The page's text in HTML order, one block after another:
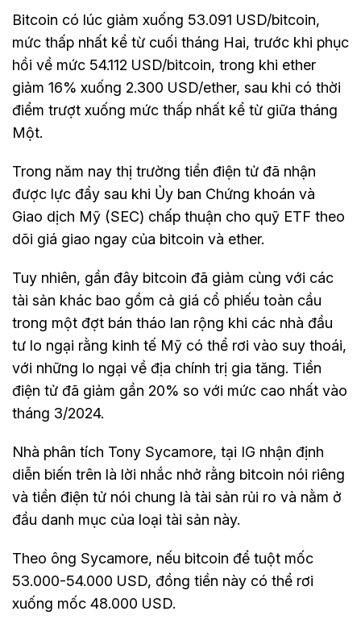
Bitcoin có lúc giảm xuống 53.091 USD/bitcoin,
mức thấp nhất kể từ cuối tháng Hai, trước khi phục
hồi về mức 54.112 USD/bitcoin, trong khi ether
giảm 16% xuống 2.300 USD/ether, sau khi có thời
điểm trượt xuống mức thấp nhất kể từ giữa tháng
Một.
Trong năm nay thị trường tiền điện tử đã nhận
được lực đẩy sau khi Ủy ban Chứng khoán và
Giao dịch Mỹ (SEC) chấp thuận cho quỹ ETF theo
dõi giá giao ngay của bitcoin và ether.
Tuy nhiên, gần đây bitcoin đã giảm cùng với các
tài sản khác bao gồm cả giá cổ phiếu toàn cầu
trong một đợt bán tháo lan rộng khi các nhà đầu
tư lo ngại rằng kinh tế Mỹ có thể rơi vào suy thoái,
với những lo ngại về địa chính trị gia tăng. Tiền
điện tử đã giảm gần 20% so với mức cao nhất vào
tháng 3/2024.
Nhà phân tích Tony Sycamore, tại IG nhận định
diễn biến trên là lời nhắc nhở rằng bitcoin nói riêng
và tiền điện tử nói chung là tài sản rủi ro và nằm ở
đầu danh mục của loại tài sản này.
Theo ông Sycamore, nếu bitcoin để tuột mốc
53.000-54.000 USD, đồng tiền này có thể rơi
xuống mốc 48.000 USD.